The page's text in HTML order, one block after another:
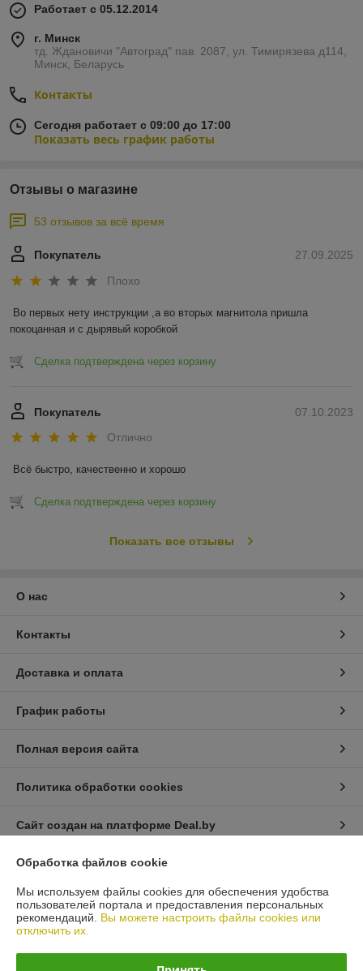
Работает с 05.12.2014
г. Минск
тд. Ждановичи "Автоград" пав. 2087, ул. Тимирязева д114,
Минск, Беларусь
Контакты
Сегодня работает с 09:00 до 17:00
Показать весь график работы
Отзывы о магазине
53 отзывов за всё время
27.09.2025
Покупатель
Плохо
Во первых нету инструкции ,а во вторых магнитола пришла
покоцанная и с дырявый коробкой
Сделка подтверждена через корзину
07.10.2023
Покупатель
Отлично
Всё быстро, качественно и хорошо
Сделка подтверждена через корзину
Показать все отзывы
О нас
Контакты
Доставка и оплата
График работы
Полная версия сайта
Политика обработки cookies
Сайт создан на платформе Deal.by
Юридическое лицо:Общество с ограниченной ответственностью
«Автопроект Плюс»
г. Минск, ул. Тимирязева, д.114-8
Регистрационный номер ЕГР: 193664948
Обработка файлов cookie
Мы используем файлы cookies для обеспечения удобства
пользователей портала и предоставления персональных
рекомендаций. Вы можете настроить файлы cookies или
отключить их.